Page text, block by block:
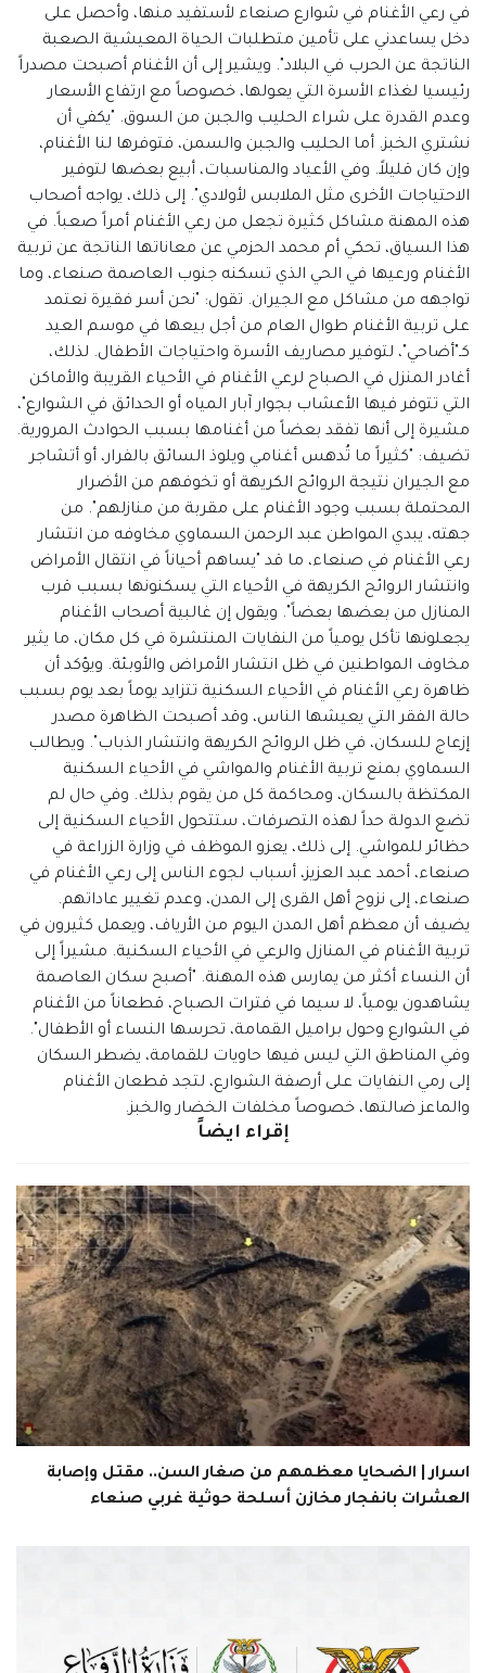
في رعي الأغنام في شوارع صنعاء لأستفيد منها، وأحصل على
دخل يساعدني على تأمين متطلبات الحياة المعيشية الصعبة
الناتجة عن الحرب في البلاد". ويشير إلى أن الأغنام أصبحت مصدراً
رئيسيا لغذاء الأسرة التي يعولها، خصوصاً مع ارتفاع الأسعار
وعدم القدرة على شراء الحليب والجبن من السوق. "يكفي أن
نشتري الخبز. أما الحليب والجبن والسمن، فتوفرها لنا الأغنام،
وإن كان قليلاً. وفي الأعياد والمناسبات، أبيع بعضها لتوفير
الاحتياجات الأخرى مثل الملابس لأولادي". إلى ذلك، يواجه أصحاب
هذه المهنة مشاكل كثيرة تجعل من رعي الأغنام أمراً صعباً. في
هذا السياق، تحكي أم محمد الحزمي عن معاناتها الناتجة عن تربية
الأغنام ورعيها في الحي الذي تسكنه جنوب العاصمة صنعاء، وما
تواجهه من مشاكل مع الجيران. تقول: "نحن أسر فقيرة نعتمد
على تربية الأغنام طوال العام من أجل بيعها في موسم العيد
كـ"أضاحي"، لتوفير مصاريف الأسرة واحتياجات الأطفال. لذلك،
أغادر المنزل في الصباح لرعي الأغنام في الأحياء القريبة والأماكن
التي تتوفر فيها الأعشاب بجوار آبار المياه أو الحدائق في الشوارع"،
مشيرة إلى أنها تفقد بعضاً من أغنامها بسبب الحوادث المرورية.
تضيف: "كثيراً ما تُدهس أغنامي ويلوذ السائق بالفرار، أو أتشاجر
مع الجيران نتيجة الروائح الكريهة أو تخوفهم من الأضرار
المحتملة بسبب وجود الأغنام على مقربة من منازلهم". من
جهته، يبدي المواطن عبد الرحمن السماوي مخاوفه من انتشار
رعي الأغنام في صنعاء، ما قد "يساهم أحياناً في انتقال الأمراض
وانتشار الروائح الكريهة في الأحياء التي يسكنونها بسبب قرب
المنازل من بعضها بعضاً". ويقول إن غالبية أصحاب الأغنام
يجعلونها تأكل يومياً من النفايات المنتشرة في كل مكان، ما يثير
مخاوف المواطنين في ظل انتشار الأمراض والأوبئة. ويؤكد أن
ظاهرة رعي الأغنام في الأحياء السكنية تتزايد يوماً بعد يوم بسبب
حالة الفقر التي يعيشها الناس، وقد أصبحت الظاهرة مصدر
إزعاج للسكان، في ظل الروائح الكريهة وانتشار الذباب". ويطالب
السماوي بمنع تربية الأغنام والمواشي في الأحياء السكنية
المكتظة بالسكان، ومحاكمة كل من يقوم بذلك. وفي حال لم
تضع الدولة حداً لهذه التصرفات، ستتحول الأحياء السكنية إلى
حظائر للمواشي. إلى ذلك، يعزو الموظف في وزارة الزراعة في
صنعاء، أحمد عبد العزيز، أسباب لجوء الناس إلى رعي الأغنام في
صنعاء، إلى نزوح أهل القرى إلى المدن، وعدم تغيير عاداتهم.
يضيف أن معظم أهل المدن اليوم من الأرياف، ويعمل كثيرون في
تربية الأغنام في المنازل والرعي في الأحياء السكنية. مشيراً إلى
أن النساء أكثر من يمارس هذه المهنة. "أصبح سكان العاصمة
يشاهدون يومياً، لا سيما في فترات الصباح، قطعاناً من الأغنام
في الشوارع وحول براميل القمامة، تحرسها النساء أو الأطفال".
وفي المناطق التي ليس فيها حاويات للقمامة، يضطر السكان
إلى رمي النفايات على أرصفة الشوارع، لتجد قطعان الأغنام
والماعز ضالتها، خصوصاً مخلفات الخضار والخبز.
إقراء ايضاً
اسرار | الضحايا معظمهم من صغار السن.. مقتل وإصابة
العشرات بانفجار مخازن أسلحة حوثية غربي صنعاء